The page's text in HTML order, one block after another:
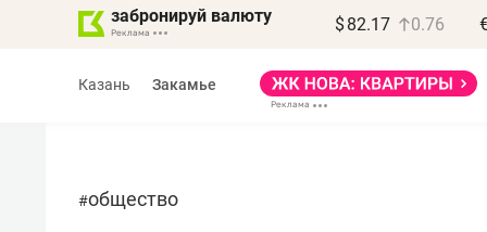
забронируй валюту $ 82.17 0.76
Казань Закамье
#общество